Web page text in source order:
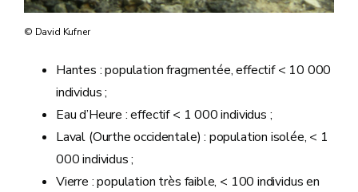
© David Kufner
Hantes : population fragmentée, effectif < 10 000
individus ;
Eau d’Heure : effectif < 1 000 individus ;
Laval (Ourthe occidentale) : population isolée, < 1
000 individus ;
Vierre : population très faible, < 100 individus en